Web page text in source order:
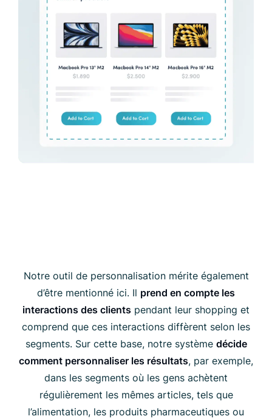
Notre outil de personnalisation mérite également
d’être mentionné ici. Il prend en compte les
interactions des clients pendant leur shopping et
comprend que ces interactions diffèrent selon les
segments. Sur cette base, notre système décide
comment personnaliser les résultats, par exemple,
dans les segments où les gens achètent
régulièrement les mêmes articles, tels que
l’alimentation, les produits pharmaceutiques ou